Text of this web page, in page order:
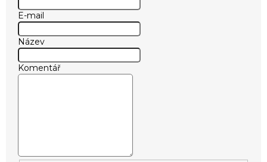
E-mail
Název
Komentář